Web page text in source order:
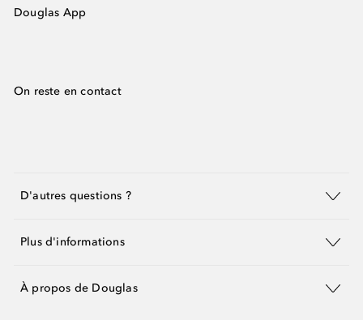
Douglas App
On reste en contact
D'autres questions ?
Plus d'informations
À propos de Douglas